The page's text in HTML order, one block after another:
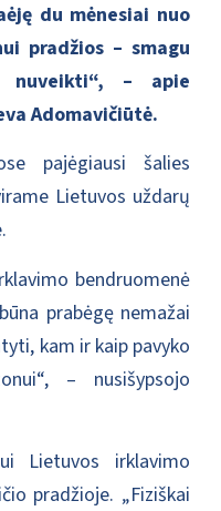
du mėnesiai nuo
pradžios – smagu
nuveikti“, – apie
Adomavičiūtė.
pajėgiausi šalies
Lietuvos uždarų
bendruomenė
prabėgę nemažai
kam ir kaip pavyko
– nusišypsojo
Lietuvos irklavimo
pradžioje. „Fiziškai